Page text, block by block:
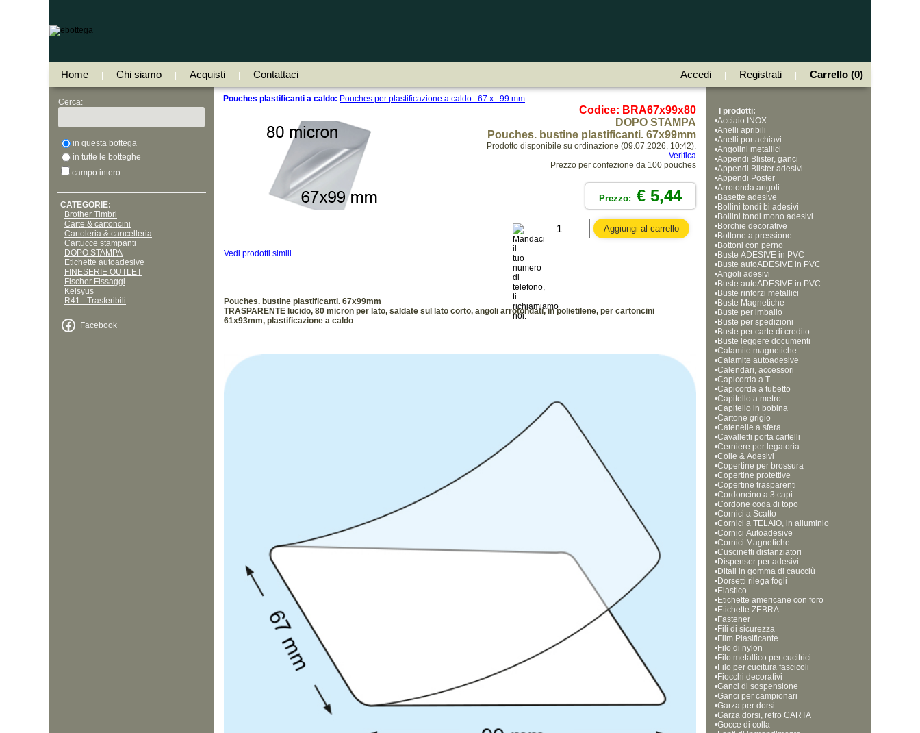
Home Chi siamo Acquisti Contattaci Accedi Registrati Carrello (0)
Cerca:
in questa bottega
in tutte le botteghe
campo intero
CATEGORIE:
Brother Timbri
Carte & cartoncini
Cartoleria & cancelleria
Cartucce stampanti
DOPO STAMPA
Etichette autoadesive
FINESERIE OUTLET
Fischer Fissaggi
Kelsyus
R41 - Trasferibili
Facebook
Pouches plastificanti a caldo: Pouches per plastificazione a caldo 67 x 99 mm
Codice: BRA67x99x80
DOPO STAMPA
Pouches. bustine plastificanti. 67x99mm
Prodotto disponibile su ordinazione (09.07.2026, 10:42).
Verifica
Prezzo per confezione da 100 pouches
Prezzo: € 5,44
Vedi prodotti simili
Pouches. bustine plastificanti. 67x99mm
TRASPARENTE lucido, 80 micron per lato, saldate sul lato corto, angoli arrotondati, in polietilene, per cartoncini
61x93mm, plastificazione a caldo
I prodotti:
•Acciaio INOX
•Anelli apribili
•Anelli portachiavi
•Angolini metallici
•Appendi Blister, ganci
•Appendi Blister adesivi
•Appendi Poster
•Arrotonda angoli
•Basette adesive
•Bollini tondi bi adesivi
•Bollini tondi mono adesivi
•Borchie decorative
•Bottone a pressione
•Bottoni con perno
•Buste ADESIVE in PVC
•Buste autoADESIVE in PVC
•Angoli adesivi
•Buste autoADESIVE in PVC
•Buste rinforzi metallici
•Buste Magnetiche
•Buste per imballo
•Buste per spedizioni
•Buste per carte di credito
•Buste leggere documenti
•Calamite magnetiche
•Calamite autoadesive
•Calendari, accessori
•Capicorda a T
•Capicorda a tubetto
•Capitello a metro
•Capitello in bobina
•Cartone grigio
•Catenelle a sfera
•Cavalletti porta cartelli
•Cerniere per legatoria
•Colle & Adesivi
•Copertine per brossura
•Copertine protettive
•Copertine trasparenti
•Cordoncino a 3 capi
•Cordone coda di topo
•Cornici a Scatto
•Cornici a TELAIO, in alluminio
•Cornici Autoadesive
•Cornici Magnetiche
•Cuscinetti distanziatori
•Dispenser per adesivi
•Ditali in gomma di caucciù
•Dorsetti rilega fogli
•Elastico
•Etichette americane con foro
•Etichette ZEBRA
•Fastener
•Fili di sicurezza
•Film Plasificante
•Filo di nylon
•Filo metallico per cucitrici
•Filo per cucitura fascicoli
•Fiocchi decorativi
•Ganci di sospensione
•Ganci per campionari
•Garza per dorsi
•Garza dorsi, retro CARTA
•Gocce di colla